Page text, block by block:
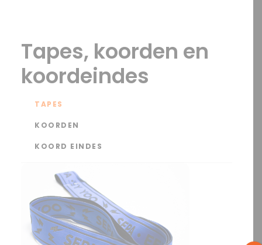
Tapes, koorden en
koordeindes
TAPES
KOORDEN
KOORD EINDES